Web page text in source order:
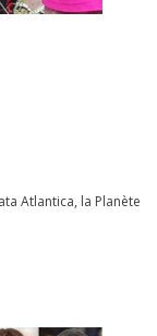
Atlantica, la Planète